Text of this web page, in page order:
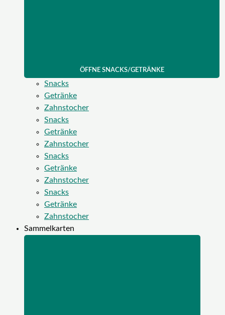
ÖFFNE SNACKS/GETRÄNKE
Snacks
Getränke
Zahnstocher
Snacks
Getränke
Zahnstocher
Snacks
Getränke
Zahnstocher
Snacks
Getränke
Zahnstocher
Sammelkarten